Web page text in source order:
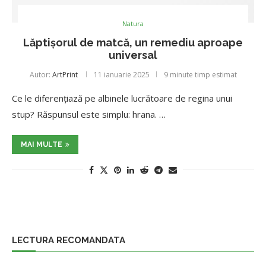
Natura
Lăptișorul de matcă, un remediu aproape
universal
Autor: ArtPrint 11 ianuarie 2025 9 minute timp estimat
Ce le diferențiază pe albinele lucrătoare de regina unui
stup? Răspunsul este simplu: hrana. …
MAI MULTE
LECTURA RECOMANDATA